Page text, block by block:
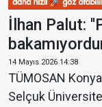
İlhan Palut:
14 Mayıs 2026 14:38
TÜMOSAN
Selçuk